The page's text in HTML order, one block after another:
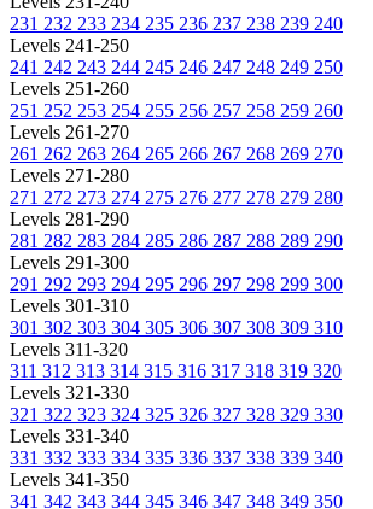
231 232 233 234 235 236 237 238 239 240
Levels 241-250
241 242 243 244 245 246 247 248 249 250
Levels 251-260
251 252 253 254 255 256 257 258 259 260
Levels 261-270
261 262 263 264 265 266 267 268 269 270
Levels 271-280
271 272 273 274 275 276 277 278 279 280
Levels 281-290
281 282 283 284 285 286 287 288 289 290
Levels 291-300
291 292 293 294 295 296 297 298 299 300
Levels 301-310
301 302 303 304 305 306 307 308 309 310
Levels 311-320
311 312 313 314 315 316 317 318 319 320
Levels 321-330
321 322 323 324 325 326 327 328 329 330
Levels 331-340
331 332 333 334 335 336 337 338 339 340
Levels 341-350
341 342 343 344 345 346 347 348 349 350